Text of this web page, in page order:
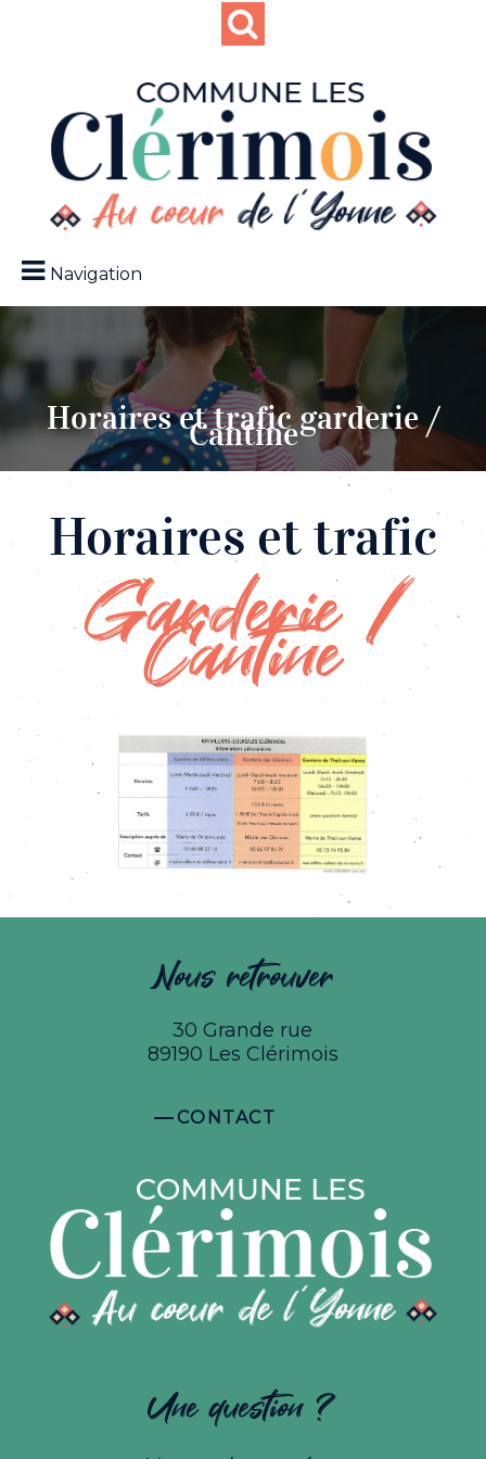
Navigation
Horaires et trafic garderie /
Cantine
Horaires et trafic
Garderie /
Cantine
Nous retrouver
30 Grande rue
89190 Les Clérimois
CONTACT
Une question ?